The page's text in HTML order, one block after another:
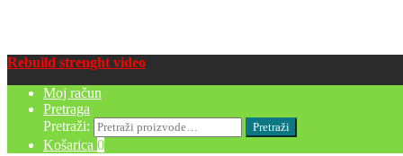
Rebuild strenght video
Moj račun
Pretraga
Pretraži:
Pretraži
Košarica 0